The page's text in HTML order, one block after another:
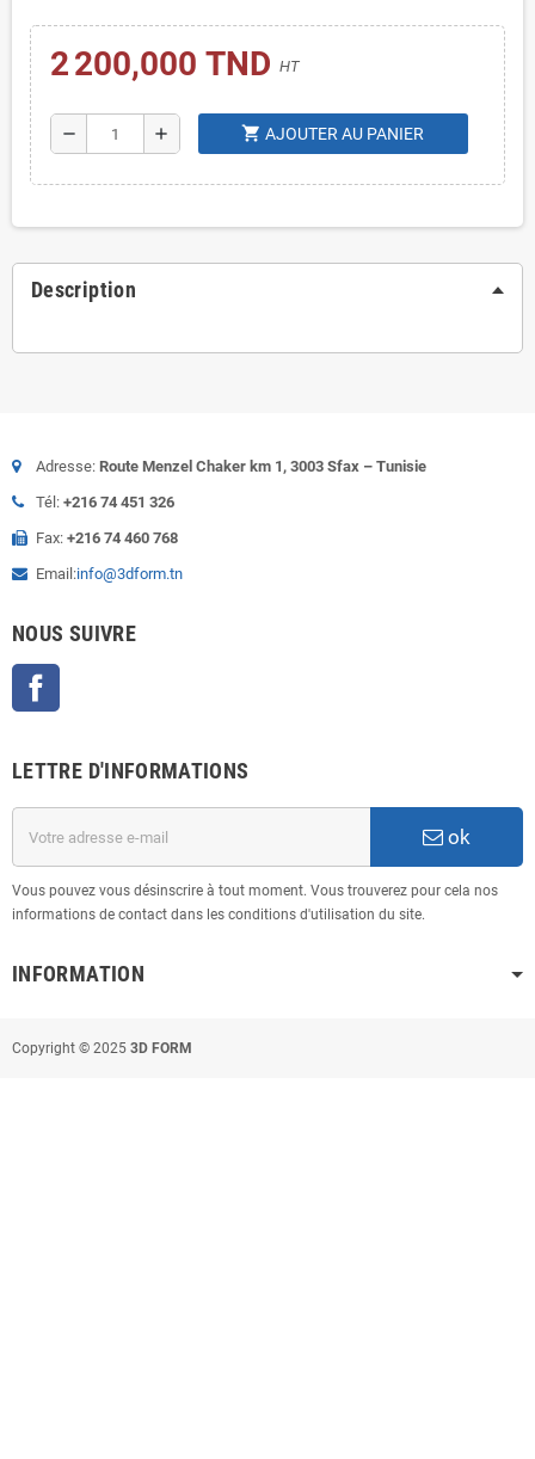
2 200,000 TND HT
remove add shopping_cart AJOUTER AU PANIER
Description
Adresse: Route Menzel Chaker km 1, 3003 Sfax – Tunisie
Tél: +216 74 451 326
Fax: +216 74 460 768
Email:info@3dform.tn
NOUS SUIVRE
LETTRE D'INFORMATIONS
ok
Vous pouvez vous désinscrire à tout moment. Vous trouverez pour cela nos
informations de contact dans les conditions d'utilisation du site.
INFORMATION
Copyright © 2025 3D FORM